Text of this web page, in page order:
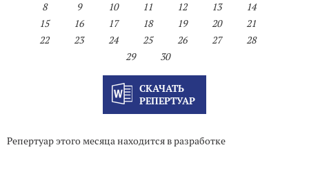
8
9 10 11 12 13
14
15
16 17 18 19 20
21
22
23 24 25 26 27
28
29
30
СКАЧАТЬ
РЕПЕРТУАР
Репертуар этого месяца находится в разработке